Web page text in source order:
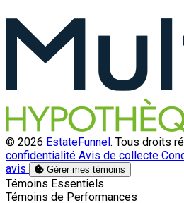
© 2026 EstateFunnel. Tous droits
confidentialité Avis de collecte
avis
Gérer mes témoins
Activer
Témoins Essentiels
Activer
Témoins de Performances